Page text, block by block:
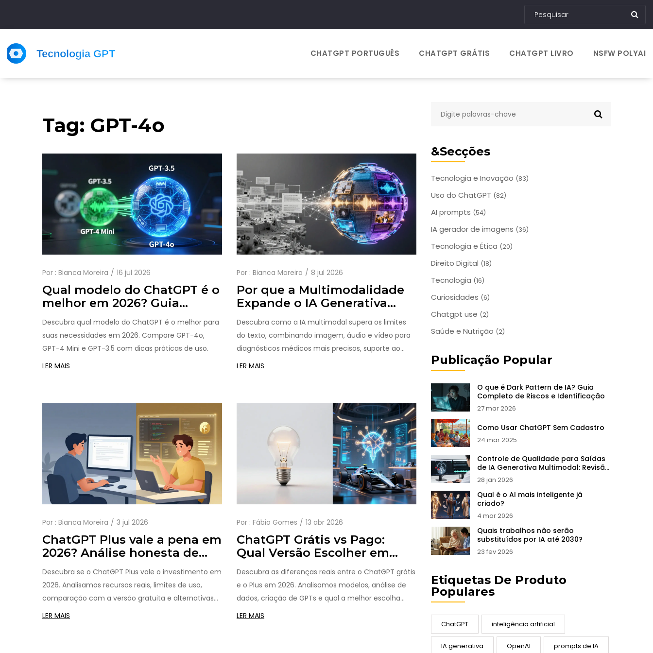
CHATGPT PORTUGUÊS CHATGPT GRÁTIS CHATGPT LIVRO NSFW POLYAI
&Secções
Tecnologia e Inovação (83)
Uso do ChatGPT (82)
AI prompts (54)
IA gerador de imagens (36)
Tecnologia e Ética (20)
Direito Digital (18)
Tecnologia (16)
Curiosidades (6)
Chatgpt use (2)
Saúde e Nutrição (2)
Publicação Popular
O que é Dark Pattern de IA? Guia
Completo de Riscos e Identificação
27 mar 2026
Como Usar ChatGPT Sem Cadastro
24 mar 2025
Controle de Qualidade para Saídas
de IA Generativa Multimodal: Revisão
Humana e Checklists
28 jan 2026
Qual é o AI mais inteligente já
criado?
4 mar 2026
Quais trabalhos não serão
substituídos por IA até 2030?
23 fev 2026
Etiquetas De Produto
Populares
ChatGPT inteligência artificial
IA generativa OpenAI prompts de IA
Tag: GPT-4o
Por : Bianca Moreira 16 jul 2026
Qual modelo do ChatGPT é o
melhor em 2026? Guia
definitivo de escolha
Descubra qual modelo do ChatGPT é o melhor para
suas necessidades em 2026. Compare GPT-4o,
GPT-4 Mini e GPT-3.5 com dicas práticas de uso.
LER MAIS
Por : Bianca Moreira 8 jul 2026
Por que a Multimodalidade
Expande o IA Generativa
Além do Texto
Descubra como a IA multimodal supera os limites
do texto, combinando imagem, áudio e vídeo para
diagnósticos médicos mais precisos, suporte ao
cliente inteligente e uma compreensão contextual
LER MAIS
Por : Bianca Moreira 3 jul 2026
ChatGPT Plus vale a pena em
2026? Análise honesta de
recursos, limites e preço
Descubra se o ChatGPT Plus vale o investimento em
2026. Analisamos recursos reais, limites de uso,
comparação com a versão gratuita e alternativas
para ajudar você a decidir.
LER MAIS
Por : Fábio Gomes 13 abr 2026
ChatGPT Grátis vs Pago:
Qual Versão Escolher em
2026?
Descubra as diferenças reais entre o ChatGPT grátis
e o Plus em 2026. Analisamos modelos, análise de
dados, criação de GPTs e qual a melhor escolha
para sua produtividade.
LER MAIS